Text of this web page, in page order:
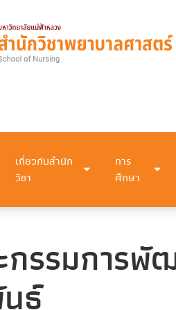
เกี่ยวกับสำนัก
วิชา
การ
ศึกษา
รรมการพั
ธ์